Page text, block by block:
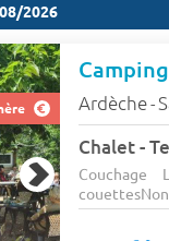
2026
Ardèche-
Chalet -